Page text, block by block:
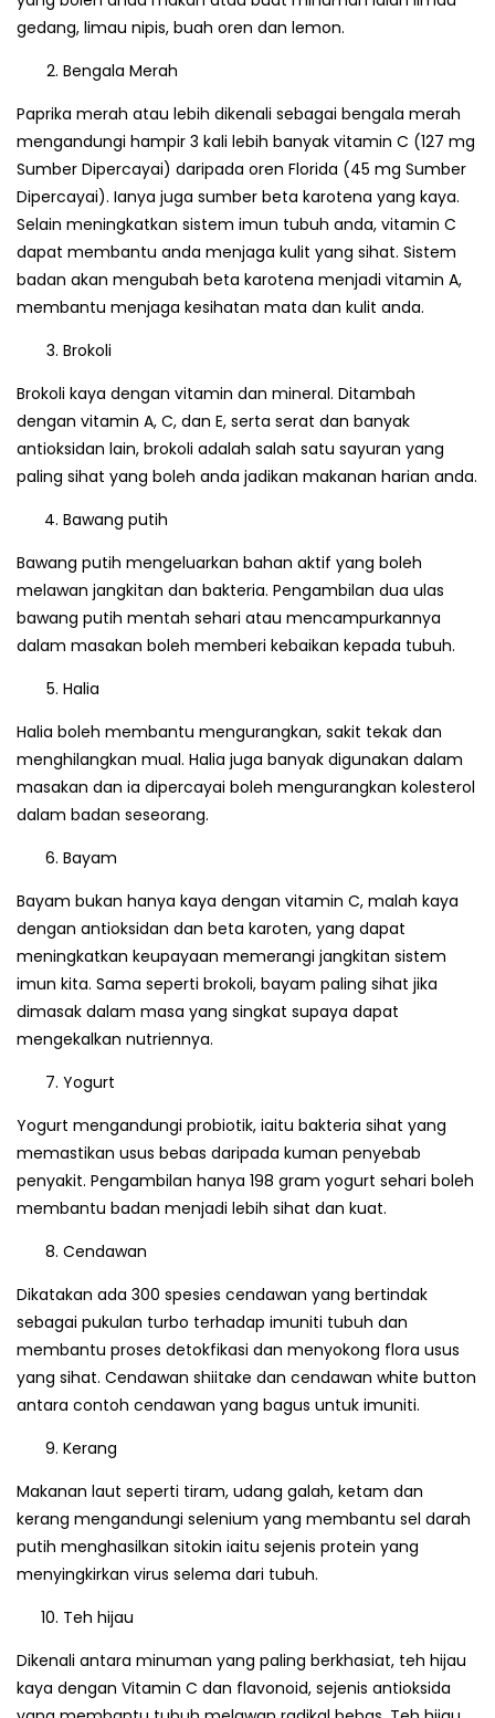
gedang, limau nipis, buah oren dan lemon.
Bengala Merah
Paprika merah atau lebih dikenali sebagai bengala merah
mengandungi hampir 3 kali lebih banyak vitamin C (127 mg
Sumber Dipercayai) daripada oren Florida (45 mg Sumber
Dipercayai). Ianya juga sumber beta karotena yang kaya.
Selain meningkatkan sistem imun tubuh anda, vitamin C
dapat membantu anda menjaga kulit yang sihat. Sistem
badan akan mengubah beta karotena menjadi vitamin A,
membantu menjaga kesihatan mata dan kulit anda.
Brokoli
Brokoli kaya dengan vitamin dan mineral. Ditambah
dengan vitamin A, C, dan E, serta serat dan banyak
antioksidan lain, brokoli adalah salah satu sayuran yang
paling sihat yang boleh anda jadikan makanan harian anda.
Bawang putih
Bawang putih mengeluarkan bahan aktif yang boleh
melawan jangkitan dan bakteria. Pengambilan dua ulas
bawang putih mentah sehari atau mencampurkannya
dalam masakan boleh memberi kebaikan kepada tubuh.
Halia
Halia boleh membantu mengurangkan, sakit tekak dan
menghilangkan mual. Halia juga banyak digunakan dalam
masakan dan ia dipercayai boleh mengurangkan kolesterol
dalam badan seseorang.
Bayam
Bayam bukan hanya kaya dengan vitamin C, malah kaya
dengan antioksidan dan beta karoten, yang dapat
meningkatkan keupayaan memerangi jangkitan sistem
imun kita. Sama seperti brokoli, bayam paling sihat jika
dimasak dalam masa yang singkat supaya dapat
mengekalkan nutriennya.
Yogurt
Yogurt mengandungi probiotik, iaitu bakteria sihat yang
memastikan usus bebas daripada kuman penyebab
penyakit. Pengambilan hanya 198 gram yogurt sehari boleh
membantu badan menjadi lebih sihat dan kuat.
Cendawan
Dikatakan ada 300 spesies cendawan yang bertindak
sebagai pukulan turbo terhadap imuniti tubuh dan
membantu proses detokfikasi dan menyokong flora usus
yang sihat. Cendawan shiitake dan cendawan white button
antara contoh cendawan yang bagus untuk imuniti.
Kerang
Makanan laut seperti tiram, udang galah, ketam dan
kerang mengandungi selenium yang membantu sel darah
putih menghasilkan sitokin iaitu sejenis protein yang
menyingkirkan virus selema dari tubuh.
Teh hijau
Dikenali antara minuman yang paling berkhasiat, teh hijau
kaya dengan Vitamin C dan flavonoid, sejenis antioksida